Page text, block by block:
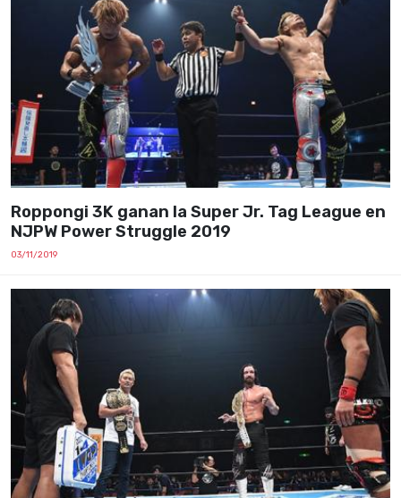
Roppongi 3K ganan la Super Jr. Tag League en
NJPW Power Struggle 2019
03/11/2019